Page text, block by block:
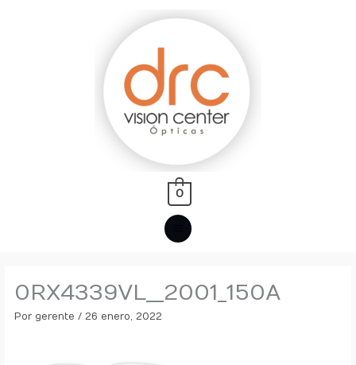
MENÚ
PRINCIPAL
0
0RX4339VL__2001_150A
Por gerente/26 enero, 2022